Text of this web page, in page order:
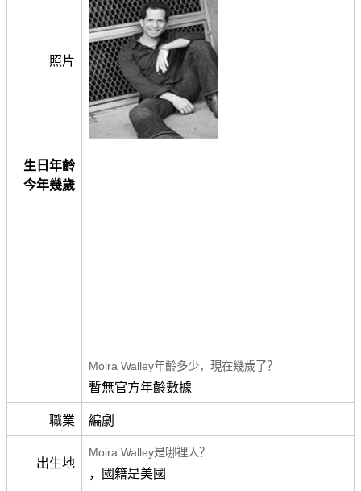
照片
生日年齡
今年幾歲
Moira Walley年齡多少，現在幾歲了？
暫無官方年齡數據
職業 編劇
出生地
Moira Walley是哪裡人？
，國籍是美國